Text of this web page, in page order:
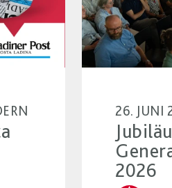
26. JUNI
2026